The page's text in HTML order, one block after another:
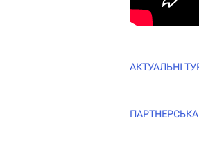
АКТУАЛЬНІ
ПАРТНЕРСЬКА